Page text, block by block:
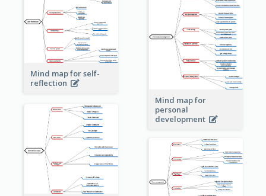
Mind map for self-
reflection
Mind map for
personal
development